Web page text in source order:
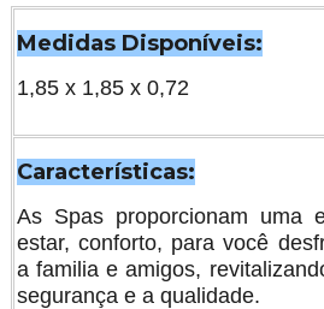
Medidas Disponíveis:
1,85 x 1,85 x 0,72
Características:
As Spas proporcionam uma
estar, conforto, para você
a familia e amigos,
segurança e a qualidade.